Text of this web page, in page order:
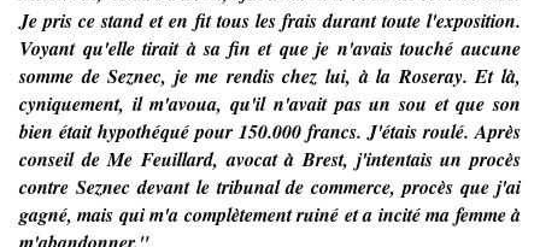
Je pris ce stand et en fit tous les frais durant toute l'exposition.
Voyant qu'elle tirait à sa fin et que je n'avais touché aucune
somme de Seznec, je me rendis chez lui, à la Roseray. Et là,
cyniquement, il m'avoua, qu'il n'avait pas un sou et que son
bien était hypothéqué pour 150.000 francs. J'étais roulé. Après
conseil de Me Feuillard, avocat à Brest, j'intentais un procès
contre Seznec devant le tribunal de commerce, procès que j'ai
gagné, mais qui m'a complètement ruiné et a incité ma femme à